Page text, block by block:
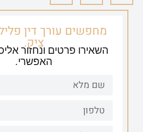
מחפשים עורך דין
ציק.
השאירו פרטים ונחזור
האפשרי.